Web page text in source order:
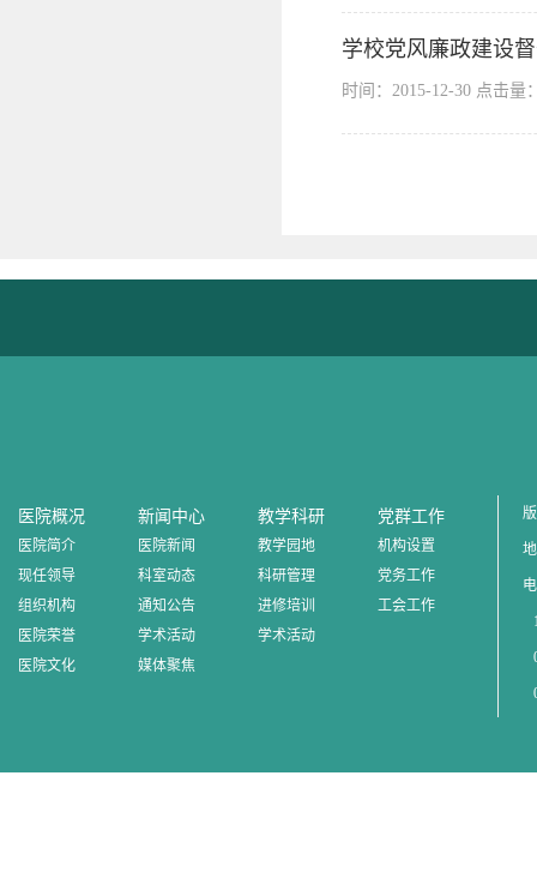
学校党风廉政建设
时间：2015-12-30 点击量
医院概况
医院简介
现任领导
组织机构
医院荣誉
医院文化
新闻中心
医院新闻
科室动态
通知公告
学术活动
媒体聚焦
教学科研
教学园地
科研管理
进修培训
学术活动
党群工作
机构设置
党务工作
工会工作